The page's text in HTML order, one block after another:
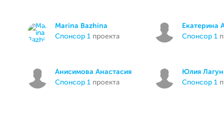
Marina Bazhina
спонсор 1 проекта
Екатерина
спонсор 1
Анисимова Анастасия
спонсор 1 проекта
Юлия
спонсор 1